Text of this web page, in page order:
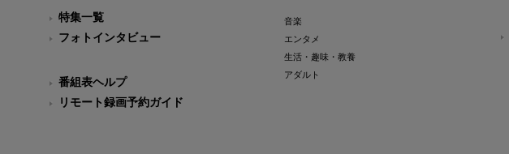
特集一覧
フォトインタビュー
番組表ヘルプ
リモート録画予約ガイド
音楽
エンタメ
生活・趣味・教養
アダルト